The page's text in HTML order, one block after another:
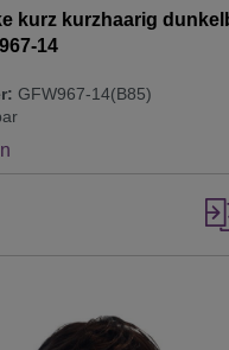
kurz kurzhaarig
14
GFW967-14(B85)